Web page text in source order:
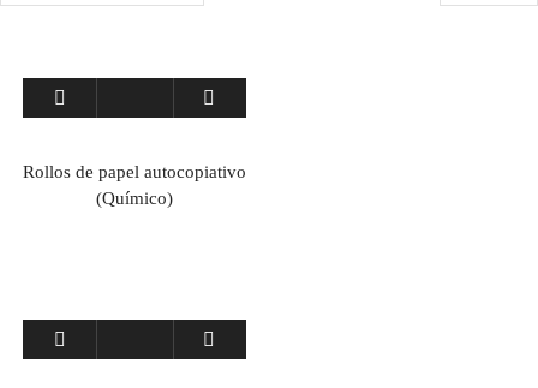
Rollos de papel autocopiativo
(Químico)
CO-PACKER
Soplado de Botellas Pet